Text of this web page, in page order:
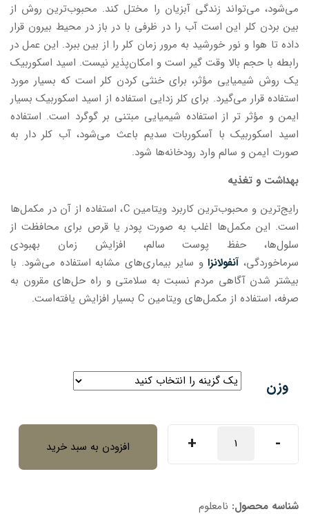
می‌شود، می‌تواند زندگی آبزیان را مختل کند. محبوب‌ترین روش از
بین بردن کلر این است آب را در ظرفی با در باز در محیط بیرون قرار
داده تا هوا و نور خورشید به مرور زمان کلر را از بین ببرد. این عمل در
رابطه با حجم بالا وقت گیر است و امکان‌پذیر نیست. اسید اسکوربیک
یک روش شیمیایی مؤثر، برای خنثی کردن کلر است که بسیار مورد
استفاده قرار می‌گیرد. برای کلر زدایی استفاده از اسید اسکوربیک بسیار
ایمن و مؤثر تر از استفاده شیمیایی مبتنی بر گوگرد است. استفاده
اسید اسکوربیک با آسکوربات سدیم باعث می‌شود، آب کلر دار به
صورت ایمن و سالم وارد رودخانه‌ها شود.
بهداشت و تغذیه
رایج‌ترین و محبوب‌ترین کاربرد ویتامین C، استفاده از آن در مکمل‌ها
است. این مکمل‌ها اغلب به صورت پودر یا قرص برای محافظت از
سلول‌ها، حفظ پوست سالم، افزایش زمان بهبودی
سرماخوردگی، آنفولانزاو سایر بیماری‌های مشابه استفاده می‌شود. با
بیشتر شدن آگاهی مردم نسبت به سلامتی و راه حل‌های مقرون به
صرفه، استفاده از مکمل‌های ویتامین C بسیار افزایش یافته‌است.
وزن
-
اسکوربیک
عدد
+ افزودن به سبد خرید
شناسه محصول: نامعلوم